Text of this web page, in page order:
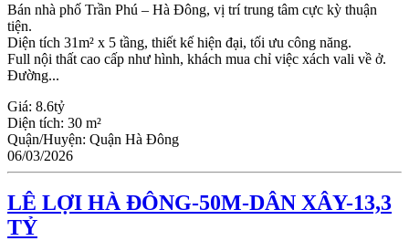
Bán nhà phố Trần Phú – Hà Đông, vị trí trung tâm cực kỳ thuận
tiện.
Diện tích 31m² x 5 tầng, thiết kế hiện đại, tối ưu công năng.
Full nội thất cao cấp như hình, khách mua chỉ việc xách vali về ở.
Đường...
Giá: 8.6tỷ
Diện tích: 30 m²
Quận/Huyện: Quận Hà Đông
06/03/2026
LÊ LỢI HÀ ĐÔNG-50M-DÂN XÂY-13,3
TỶ